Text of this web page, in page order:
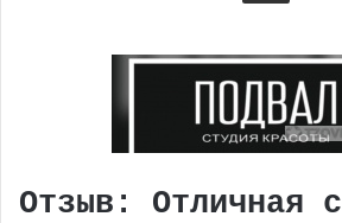
Отзыв: Отличная